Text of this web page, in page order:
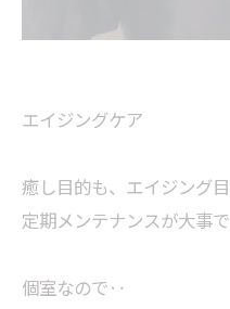
エイジングケア
癒し目的も、エイジング
定期メンテナンスが大事
個室なので‥